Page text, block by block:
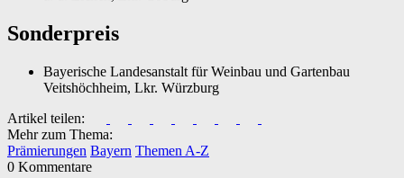
Sonderpreis
Bayerische Landesanstalt für Weinbau und Gartenbau
Veitshöchheim, Lkr. Würzburg
Artikel teilen:
Mehr zum Thema:
Prämierungen Bayern Themen A-Z
0 Kommentare